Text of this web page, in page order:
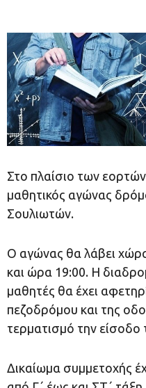
Στο πλαίσιο των
μαθητικός αγώνας
Σουλιωτών.
Ο αγώνας θα λάβει
και ώρα 19:00. Η
μαθητές θα έχει
πεζοδρόμου και της
τερματισμό την είσοδο
Δικαίωμα συμμετοχής